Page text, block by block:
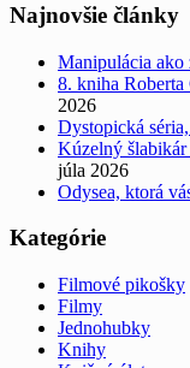
Najnovšie články
Manipulácia ako
8. kniha Roberta
2026
Dystopická
Kúzelný
júla 2026
Odysea, ktorá
Kategórie
Filmové pikošky
Filmy
Jednohubky
Knihy